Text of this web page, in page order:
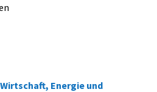
Energie und